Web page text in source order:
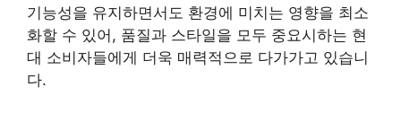
기능성을 유지하면서도 환경에 미치는 영향을 최소
화할 수 있어, 품질과 스타일을 모두 중요시하는 현
대 소비자들에게 더욱 매력적으로 다가가고 있습니
다.